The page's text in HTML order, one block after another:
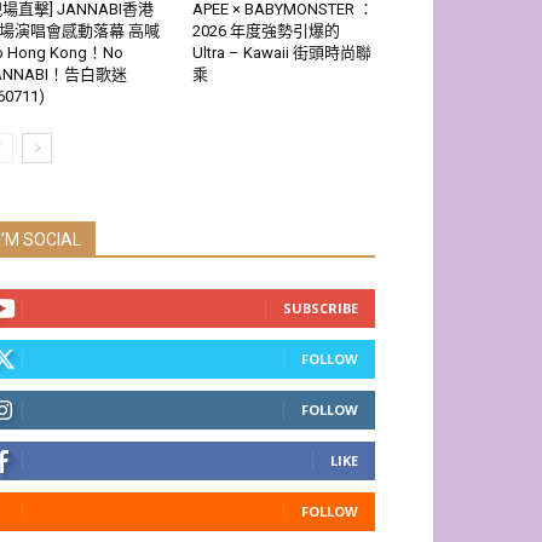
場直擊] JANNABI香港
演唱會感動落幕 高喊
Hong Kong！No
！告白歌迷
APEE × BABYMONSTER ：
2026 年度強勢引爆的
Ultra – Kawaii 街頭時尚聯
乘
I'M SOCIAL
SUBSCRIBE
FOLLOW
FOLLOW
LIKE
FOLLOW